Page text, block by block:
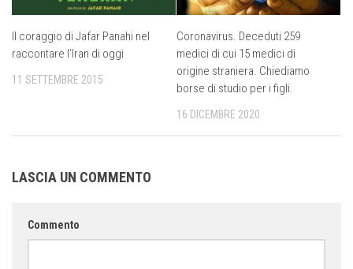
Il coraggio di Jafar Panahi nel
raccontare l’Iran di oggi
11 SETTEMBRE 2015
Coronavirus. Deceduti 259
medici di cui 15 medici di
origine straniera. Chiediamo
borse di studio per i figli.
16 DICEMBRE 2020
LASCIA UN COMMENTO
Commento